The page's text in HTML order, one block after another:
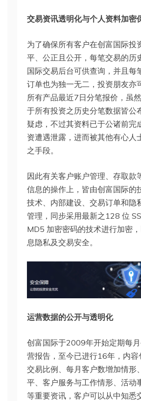
交易资讯透明化与个人资料加密
为了确保所有客户在创富国际投
平、公正且公开，每笔交易的历
国际交易后台可供查询，并且每
订单也为独一无二，投资朋友亦
所有产品最近7日分笔报价，虽
于所有投资之历史分笔数据皆公
疑虑，不过其资料已于公诸前完
资遭遇泄露，进而被其他有心人
之手段。
因此有关客户账户管理、存取款
信息的操作上，皆由创富国际的
技术、内部建设、交易订单和隐
管理，同步采用最新之128 位
MD5 加密密码的技术进行加密
息隐私及交易安全。
运营数据的公开与透明化
创富国际于2009年开始定期每
营报告，至今已进行16年，内容
交易比例、每月客户数增加情形
平、客户服务与工作情形、活动
等重要资讯，客户可以从中知悉